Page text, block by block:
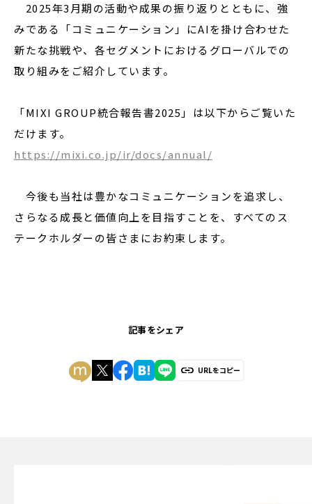
2025年3月期の活動や成果の振り返りとともに、強
みである「コミュニケーション」にAIを掛け合わせた
新たな挑戦や、各セグメントにおけるグローバルでの
取り組みをご紹介しています。
「MIXI GROUP統合報告書2025」は以下からご覧いた
だけます。
https://mixi.co.jp/ir/docs/annual/
今後も当社は豊かなコミュニケーションを追求し、
さらなる成長と価値向上を目指すことを、すべてのス
テークホルダーの皆さまにお約束します。
記事をシェア
URLをコピー